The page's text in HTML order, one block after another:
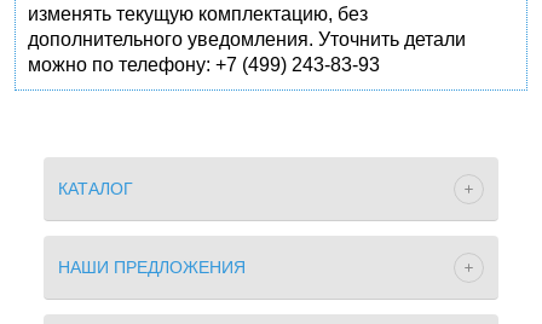
изменять текущую комплектацию, без
дополнительного уведомления. Уточнить детали
можно по телефону: +7 (499) 243-83-93
КАТАЛОГ
НАШИ ПРЕДЛОЖЕНИЯ